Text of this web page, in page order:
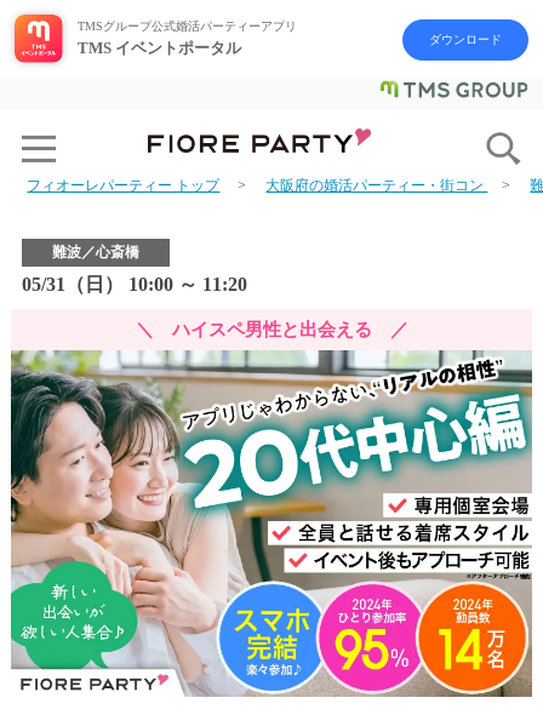
TMSグループ公式婚活パーティーアプリ
TMS イベントポータル ダウンロード
フィオーレパーティー トップ 大阪府の婚活パーティー・街コン
難波／心斎橋
05/31（日） 10:00 ～ 11:20
＼ ハイスペ男性と出会える ／